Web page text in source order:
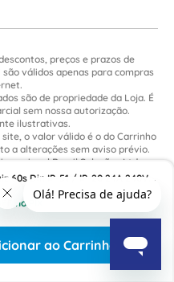
60s Din IP-51 / IP-20 24A 240Vca
ao Carrinho
preços e prazos de
válidos apenas para compras
são de propriedade da Loja. É
sem nossa autorização.
ilustrativas.
o valor válido é o do Carrinho
a alterações sem aviso prévio.
Brasil Soluções Ltda. -
Armando Ragonha, 190 - Bairro
- Limeira - SP / CEP: 13.481-316